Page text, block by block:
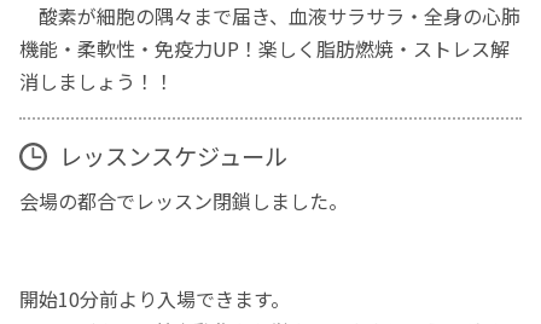
酸素が細胞の隅々まで届き、血液サラサラ・全身の心肺
機能・柔軟性・免疫力UP！楽しく脂肪燃焼・ストレス解
消しましょう！！
レッスンスケジュール
会場の都合でレッスン閉鎖しました。
開始10分前より入場できます。